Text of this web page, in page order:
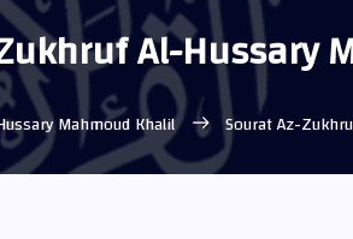
Al-Hussary
Mahmoud Khalil Sourat Az-